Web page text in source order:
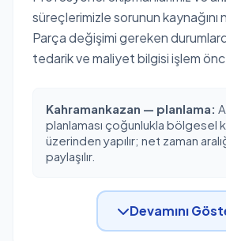
süreçlerimizle sorunun
Parça değişimi gereken
tedarik ve maliyet bilgisi işlem
Kahramankazan — planlama:
planlaması çoğunlukla bölgesel
üzerinden yapılır; net zaman
paylaşılır.
Devamını